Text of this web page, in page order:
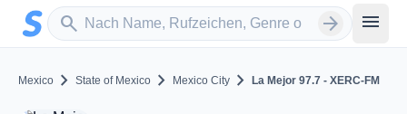
Zum Hauptinhalt springen
search
Sender suchen arrow_forward menu
Mexico chevron_right State of Mexico chevron_right Mexico City chevron_right La Mejor 97.7 - XERC-FM